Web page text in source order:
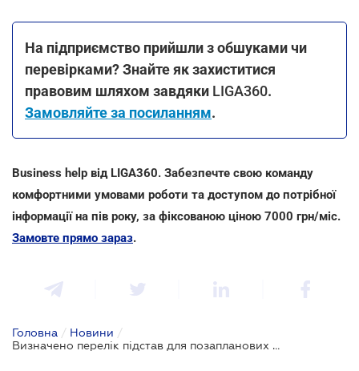
На підприємство прийшли з обшуками чи
перевірками? Знайте як захиститися
правовим шляхом завдяки LIGA360.
Замовляйте за посиланням.
Business help від LIGA360. Забезпечте свою команду
комфортними умовами роботи та доступом до потрібної
інформації на пів року, за фіксованою ціною 7000 грн/міс.
Замовте прямо зараз.
Головна / Новини /
Визначено перелік підстав для позапланових перевірок щодо попередження вживання тютюнових виробів